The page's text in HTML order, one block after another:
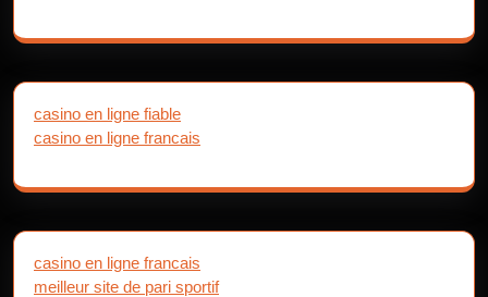
casino en ligne fiable
casino en ligne francais
casino en ligne francais
meilleur site de pari sportif